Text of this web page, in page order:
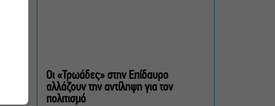
Ευαγγελική Εκκλησία
Οι «Τρωάδες» στην Επίδαυρο
αλλάζουν την αντίληψη για τον
πολιτισμό